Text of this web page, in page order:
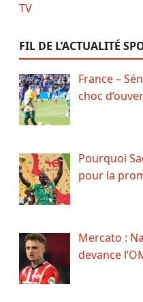
FIL DE L’ACTUALITÉ
France –
choc
Pourquoi
pour la
Mercato :
devance